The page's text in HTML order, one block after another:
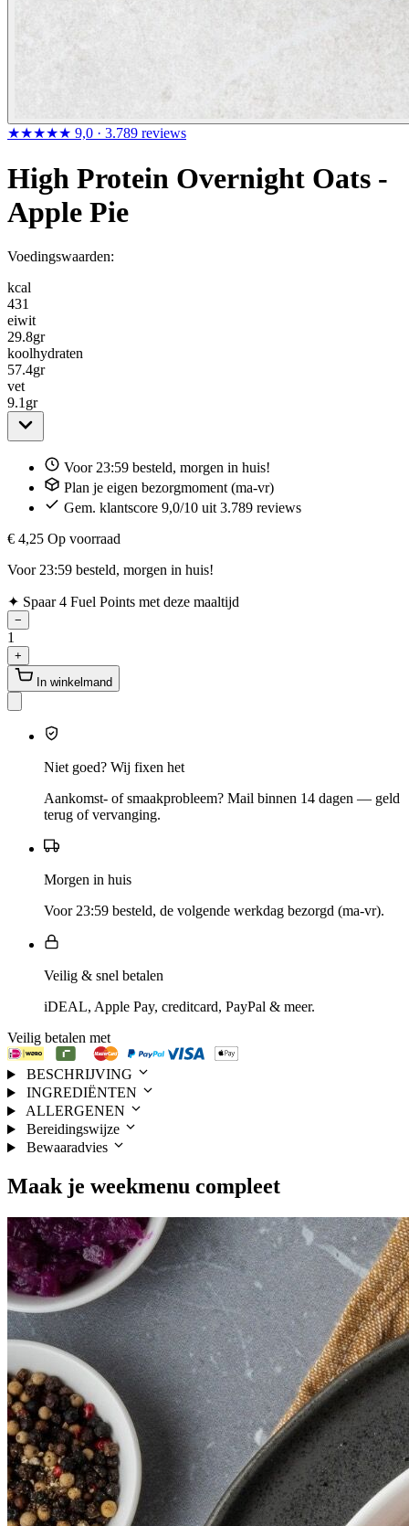
★★★★★ 9,0 · 3.789 reviews
High Protein Overnight Oats -
Apple Pie
Voedingswaarden:
kcal
431
eiwit
29.8gr
koolhydraten
57.4gr
vet
9.1 gr
Voor 23:59 besteld, morgen in huis!
Plan je eigen bezorgmoment (ma-vr)
Gem. klantscore 9,0/10 uit 3.789 reviews
€ 4,25 Op voorraad
Voor 23:59 besteld, morgen in huis!
✦ Spaar 4 Fuel Points met deze maaltijd
−
1
+
In winkelmand
Niet goed? Wij fixen het
Aankomst- of smaakprobleem? Mail binnen 14 dagen — geld
terug of vervanging.
Morgen in huis
Voor 23:59 besteld, de volgende werkdag bezorgd (ma-vr).
Veilig & snel betalen
iDEAL, Apple Pay, creditcard, PayPal & meer.
Veilig betalen met
BESCHRIJVING
INGREDIËNTEN
ALLERGENEN
Bereidingswijze
Bewaaradvies
Maak je weekmenu compleet